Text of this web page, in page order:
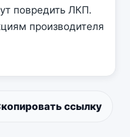
повредить ЛКП.
производителя
ссылку